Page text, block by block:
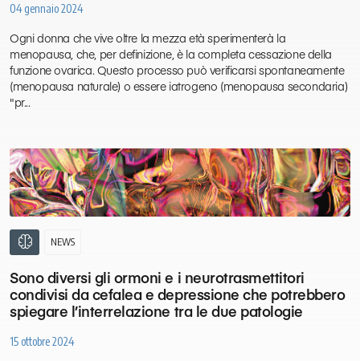
04 gennaio 2024
Ogni donna che vive oltre la mezza età sperimenterà la
menopausa, che, per definizione, è la completa cessazione della
funzione ovarica. Questo processo può verificarsi spontaneamente
(menopausa naturale) o essere iatrogeno (menopausa secondaria)
"pr...
neurology NEWS
Sono diversi gli ormoni e i neurotrasmettitori
condivisi da cefalea e depressione che potrebbero
spiegare l’interrelazione tra le due patologie
15 ottobre 2024